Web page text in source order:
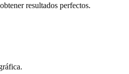
resultados perfectos.